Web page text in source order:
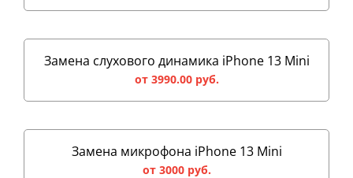
Замена слухового динамика iPhone 13 Mini
от 3990.00 руб.
Замена микрофона iPhone 13 Mini
от 3000 руб.